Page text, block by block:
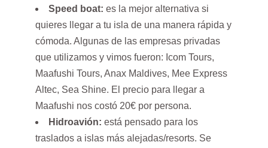
Speed boat: es la mejor alternativa si
quieres llegar a tu isla de una manera rápida y
cómoda. Algunas de las empresas privadas
que utilizamos y vimos fueron: Icom Tours,
Maafushi Tours, Anax Maldives, Mee Express
Altec, Sea Shine. El precio para llegar a
Maafushi nos costó 20€ por persona.
Hidroavión: está pensado para los
traslados a islas más alejadas/resorts. Se